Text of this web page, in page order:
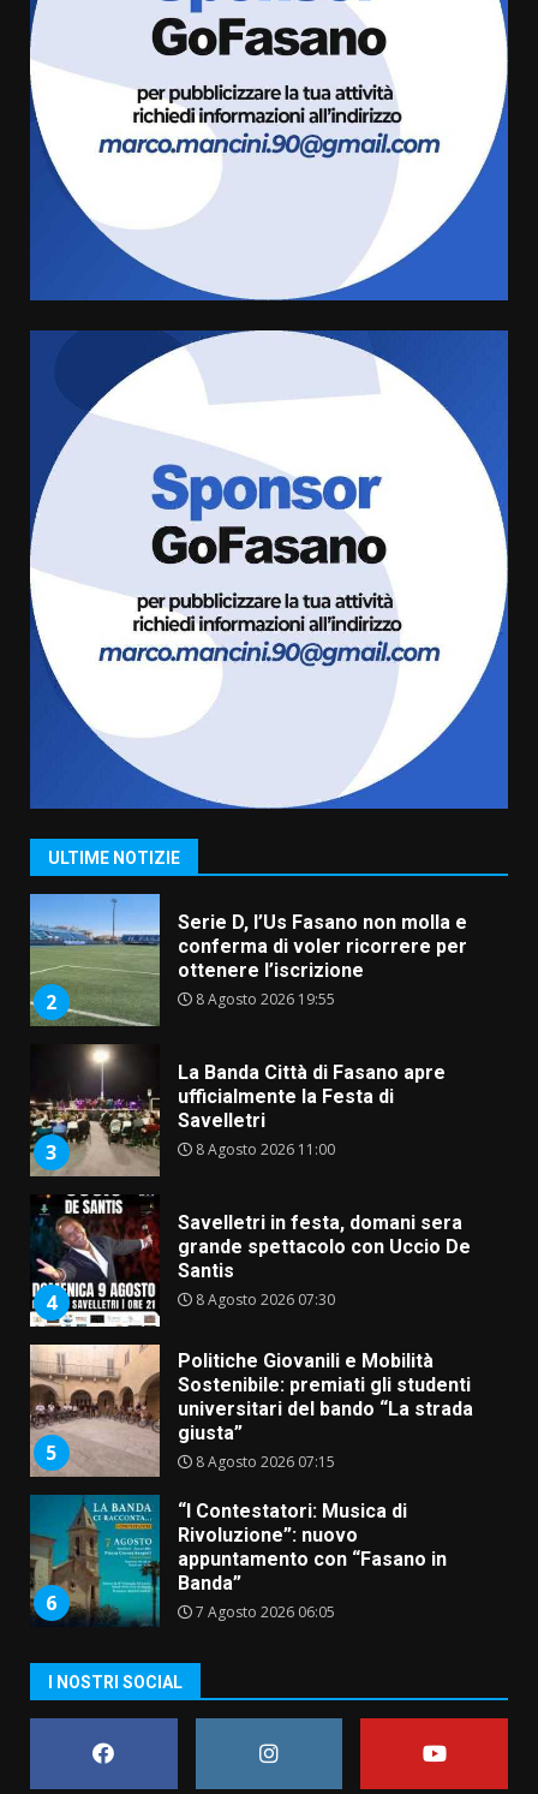
ULTIME NOTIZIE
La Banda Città di Fasano apre
ufficialmente la Festa di
8 Agosto 2026 11:00
Savelletri in festa, domani sera
grande spettacolo con Uccio De
Santis
Sostenibile: premiati gli studenti
universitari del bando “La strada
giusta”
8 Agosto 2026 07:15
“I Contestatori: Musica di
Rivoluzione”: nuovo
appuntamento con “Fasano in
Banda”
7 Agosto 2026 06:05
US Fasano, Scianaro: “Profonda
amarezza per esclusione dal
campionato di calcio”
7 Agosto 2026 06:00
1
Grande successo per la “Sagra
del Pesce Spada” a Savelletri
9 Agosto 2026 07:32
2
Serie D, l’Us Fasano non molla e
conferma di voler ricorrere per
ottenere l’iscrizione
8 Agosto 2026 19:55
3
La Banda Città di Fasano apre
ufficialmente la Festa di
Savelletri
8 Agosto 2026 11:00
4
Savelletri in festa, domani sera
grande spettacolo con Uccio De
Santis
8 Agosto 2026 07:30
5
Politiche Giovanili e Mobilità
Sostenibile: premiati gli studenti
universitari del bando “La strada
giusta”
8 Agosto 2026 07:15
6
“I Contestatori: Musica di
Rivoluzione”: nuovo
appuntamento con “Fasano in
Banda”
7 Agosto 2026 06:05
amarezza per esclusione dal
campionato di calcio”
7 Agosto 2026 06:00
I NOSTRI SOCIAL